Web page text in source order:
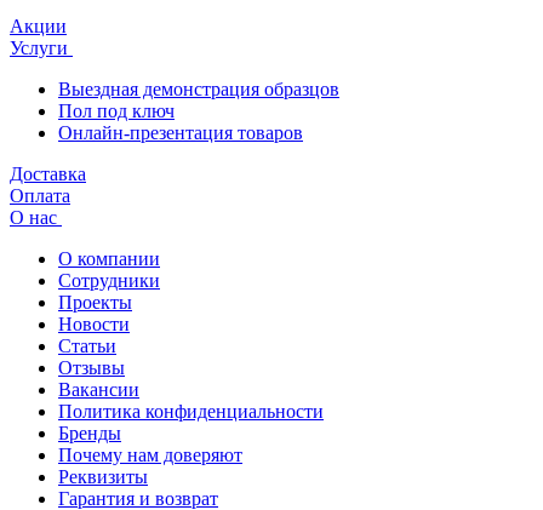
Акции
Услуги
Выездная демонстрация образцов
Пол под ключ
Онлайн-презентация товаров
Доставка
Оплата
О нас
О компании
Сотрудники
Проекты
Новости
Статьи
Отзывы
Вакансии
Политика конфиденциальности
Бренды
Почему нам доверяют
Реквизиты
Гарантия и возврат